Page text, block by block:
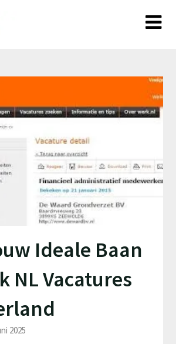
Ideale Baan
NL Vacatures
2025